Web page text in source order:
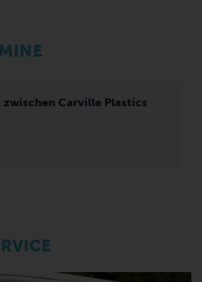
Überholung U 4.165
der BECKER-